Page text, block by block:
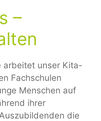
–
arbeitet unser Kita-
Fachschulen
Menschen auf
ihrer
die